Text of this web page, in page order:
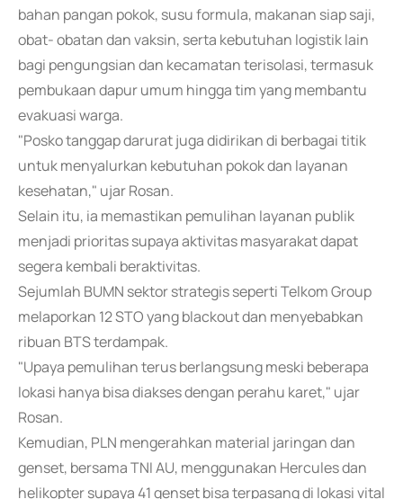
bahan pangan pokok, susu formula, makanan siap saji,
obat- obatan dan vaksin, serta kebutuhan logistik lain
bagi pengungsian dan kecamatan terisolasi, termasuk
pembukaan dapur umum hingga tim yang membantu
evakuasi warga.
"Posko tanggap darurat juga didirikan di berbagai titik
untuk menyalurkan kebutuhan pokok dan layanan
kesehatan," ujar Rosan.
Selain itu, ia memastikan pemulihan layanan publik
menjadi prioritas supaya aktivitas masyarakat dapat
segera kembali beraktivitas.
Sejumlah BUMN sektor strategis seperti Telkom Group
melaporkan 12 STO yang blackout dan menyebabkan
ribuan BTS terdampak.
"Upaya pemulihan terus berlangsung meski beberapa
lokasi hanya bisa diakses dengan perahu karet," ujar
Rosan.
Kemudian, PLN mengerahkan material jaringan dan
genset, bersama TNI AU, menggunakan Hercules dan
helikopter supaya 41 genset bisa terpasang di lokasi vital